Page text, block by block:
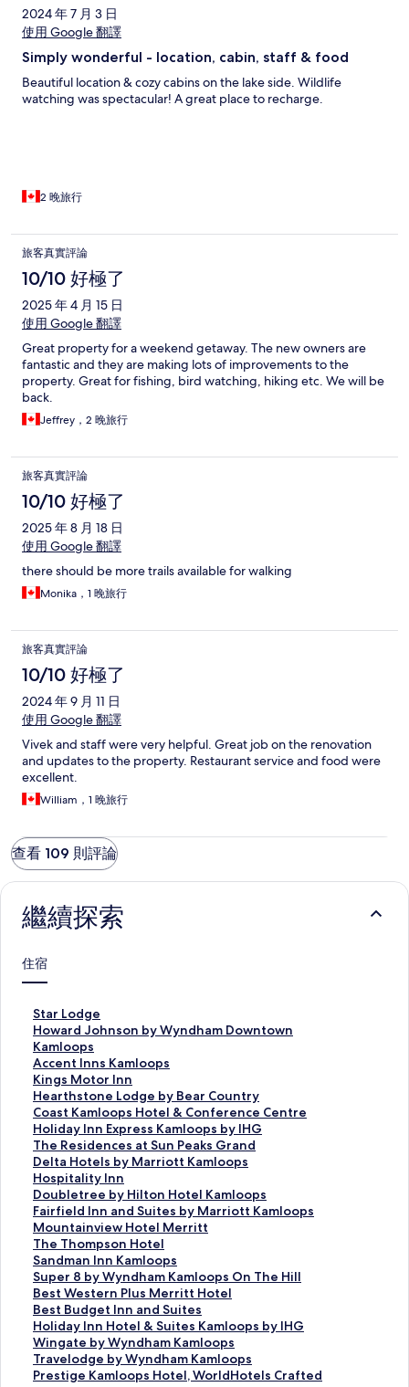
2024 年 7 月 3 日
使用 Google 翻譯
Simply wonderful - location, cabin, staff & food
Beautiful location & cozy cabins on the lake side. Wildlife
watching was spectacular! A great place to recharge.
2 晚旅行
旅客真實評論
10/10 好極了
2025 年 4 月 15 日
使用 Google 翻譯
Great property for a weekend getaway. The new owners are
fantastic and they are making lots of improvements to the
property. Great for fishing, bird watching, hiking etc. We will be
back.
Jeffrey，2 晚旅行
旅客真實評論
10/10 好極了
2025 年 8 月 18 日
使用 Google 翻譯
there should be more trails available for walking
Monika，1 晚旅行
旅客真實評論
10/10 好極了
2024 年 9 月 11 日
使用 Google 翻譯
Vivek and staff were very helpful. Great job on the renovation
and updates to the property. Restaurant service and food were
excellent.
William，1 晚旅行
查看 109 則評論
繼續探索
住宿
Star Lodge
S
t
a
r
L
o
d
g
e
的
連
結
Howard Johnson by Wyndham Downtown
Kamloops
H
o
w
a
r
d
J
o
h
n
s
o
n
b
y
W
y
n
d
h
a
m
Accent Inns Kamloops
A
c
c
e
n
t
I
n
n
s
K
a
m
l
o
o
p
s
的
連
Kings Motor Inn
K
i
n
g
s
M
o
t
o
r
I
n
n
的
連
結
Hearthstone Lodge by Bear Country
H
e
a
r
t
h
s
t
o
n
e
L
o
d
g
e
b
y
Coast Kamloops Hotel & Conference Centre
C
o
a
s
t
K
a
m
l
o
o
p
s
H
o
t
e
Holiday Inn Express Kamloops by IHG
H
o
l
i
d
a
y
I
n
n
E
x
p
r
e
s
The Residences at Sun Peaks Grand
T
h
e
R
e
s
i
d
e
n
c
e
s
a
t
Delta Hotels by Marriott Kamloops
D
e
l
t
a
H
o
t
e
l
s
b
y
M
Hospitality Inn
H
o
s
p
i
t
a
l
i
t
y
I
n
Doubletree by Hilton Hotel Kamloops
D
o
u
b
l
e
t
r
e
e
b
y
Fairfield Inn and Suites by Marriott Kamloops
F
a
i
r
f
i
e
l
d
I
n
Mountainview Hotel Merritt
M
o
u
n
t
a
i
n
v
i
The Thompson Hotel
T
h
e
T
h
o
m
p
s
Sandman Inn Kamloops
S
a
n
d
m
a
n
I
Super 8 by Wyndham Kamloops On The Hill
S
u
p
e
r
8
b
Best Western Plus Merritt Hotel
B
e
s
t
W
e
Best Budget Inn and Suites
B
e
s
t
B
Holiday Inn Hotel & Suites Kamloops by IHG
H
o
l
i
Wingate by Wyndham Kamloops
W
i
n
Travelodge by Wyndham Kamloops
T
rPrestige Kamloops Hotel, WorldHotels Crafted
P